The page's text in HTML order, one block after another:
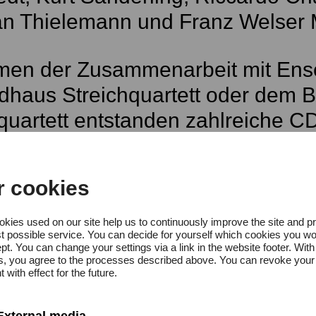
cookies
used on our site help us to continuously improve the site and
possible service. You can decide for yourself which cookies you
You can change your settings via a link in the website footer.
you agree to the processes described above. You can revoke your
with effect for the future.
Thielemann und Franz Welser
der Zusammenarbeit mit
Streichquartett oder dem
entstanden zahlreiche
und Fachpresse
ist Stefan Adelmann mit
Symphonikern und der
aufgetreten und
Sololiteratur